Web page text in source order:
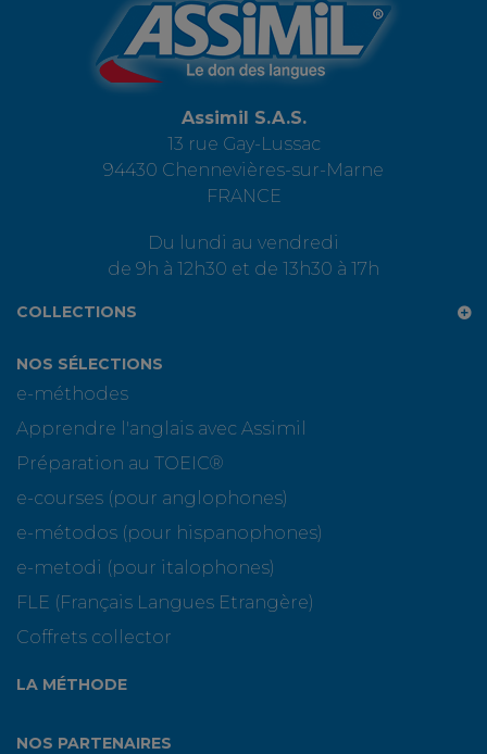
Assimil S.A.S.
13 rue Gay-Lussac
94430 Chennevières-sur-Marne
FRANCE
Du lundi au vendredi
de 9h à 12h30 et de 13h30 à 17h
COLLECTIONS
NOS SÉLECTIONS
e-méthodes
Apprendre l'anglais avec Assimil
Préparation au TOEIC®
e-courses (pour anglophones)
e-métodos (pour hispanophones)
e-metodi (pour italophones)
FLE (Français Langues Etrangère)
Coffrets collector
LA MÉTHODE
NOS PARTENAIRES